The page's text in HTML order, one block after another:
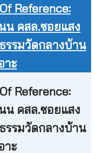
Reference:
น คสล.ซอยแสง
รรมวัดกลางบ้าน
าะ
Reference:
น คสล.ซอยแสง
รรมวัดกลางบ้าน
าะ